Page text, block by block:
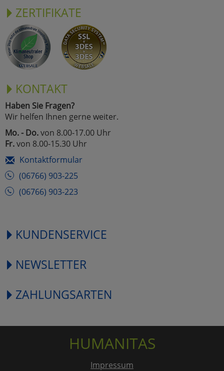
ZERTIFIKATE
KONTAKT
Haben Sie Fragen?
Wir helfen Ihnen gerne weiter.
Mo. - Do.von 8.00-17.00 Uhr
Fr.von 8.00-15.30 Uhr
Kontaktformular
(06766) 903-225
(06766) 903-223
KUNDENSERVICE
NEWSLETTER
ZAHLUNGSARTEN
HUMANITAS
Impressum